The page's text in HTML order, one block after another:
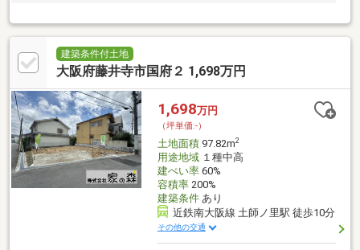
建築条件付土地
大阪府藤井寺市国府２ 1,698万円
1,698万円
（坪単価:-）
土地面積97.82m2
用途地域１種中高
建ぺい率60%
容積率200%
建築条件あり
近鉄南大阪線 土師ノ里駅 徒歩10分
その他の交通